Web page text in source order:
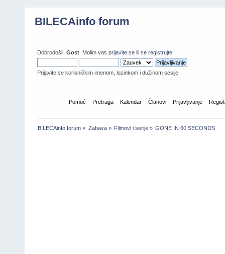
BILECAinfo forum
Dobrodošli, Gost . Molim vas prijavite se ili se registrujte
Prijavite se korisničkim imenom, lozinkom i dužinom sesije
Pomoć Pretraga Kalendar Članovi Prijavljivanje
BILECAinfo forum » Zabava» Filmovi i serije» GONE IN 60 SECONDS